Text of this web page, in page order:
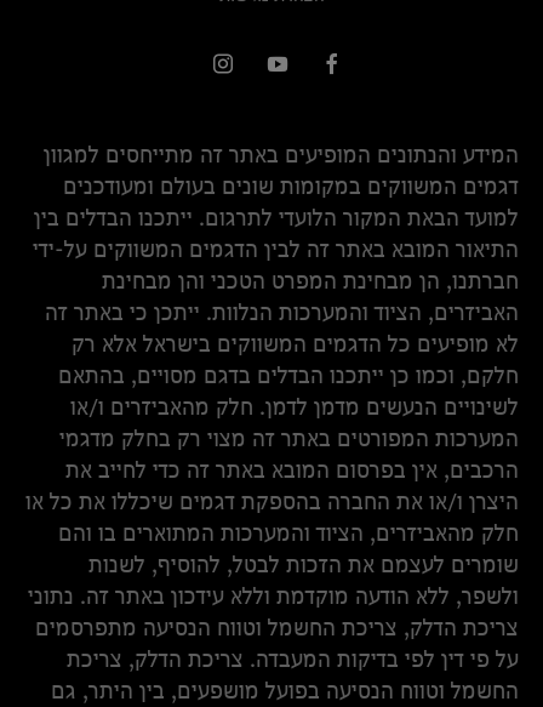
המידע והנתונים המופיעים באתר זה מתייחסים למגוון
דגמים המשווקים במקומות שונים בעולם ומעודכנים
למועד הבאת המקור הלועדי לתרגום. ייתכנו הבדלים בין
התיאור המובא באתר זה לבין הדגמים המשווקים על-ידי
חברתנו, הן מבחינת המפרט הטכני והן מבחינת
האביזרים, הציוד והמערכות הנלוות. ייתכן כי באתר זה
לא מופיעים כל הדגמים המשווקים בישראל אלא רק
חלקם, וכמו כן ייתכנו הבדלים בדגם מסויים, בהתאם
לשינויים הנעשים מדמן לדמן. חלק מהאביזרים ו/או
המערכות המפורטים באתר זה מצוי רק בחלק מדגמי
הרכבים, אין בפרסום המובא באתר זה כדי לחייב את
היצרן ו/או את החברה בהספקת דגמים שיכללו את כל או
חלק מהאביזרים, הציוד והמערכות המתוארים בו והם
שומרים לעצמם את הזכות לבטל, להוסיף, לשנות
ולשפר, ללא הודעה מוקדמת וללא עידכון באתר זה. נתוני
צריכת הדלק, צריכת החשמל וטווח הנסיעה מתפרסמים
על פי דין לפי בדיקות המעבדה. צריכת הדלק, צריכת
החשמל וטווח הנסיעה בפועל מושפעים, בין היתר, גם